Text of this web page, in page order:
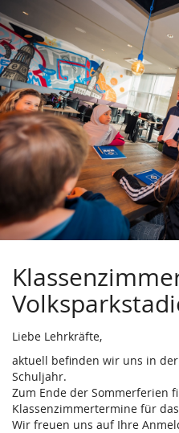
Zum
Haupt-
Inhalt
springen
Liebe Lehrkräfte,
aktuell befinden wir uns in
Schuljahr.
Zum Ende der Sommerferien
Klassenzimmertermine für
Wir freuen uns auf Ihre